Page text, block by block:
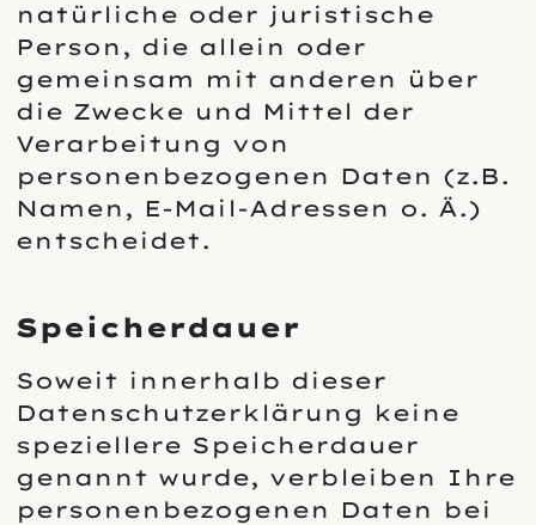
natürliche oder juristische
Person, die allein oder
gemeinsam mit anderen über
die Zwecke und Mittel der
Verarbeitung von
personenbezogenen Daten (z.B.
Namen, E-Mail-Adressen o. Ä.)
entscheidet.
Speicherdauer
Soweit innerhalb dieser
Datenschutzerklärung keine
speziellere Speicherdauer
genannt wurde, verbleiben Ihre
personenbezogenen Daten bei